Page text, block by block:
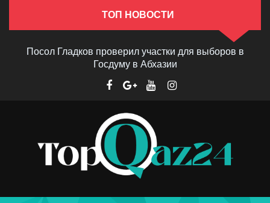
ТОП НОВОСТИ
Посол Гладков проверил участки для выборов в
Госдуму в Абхазии